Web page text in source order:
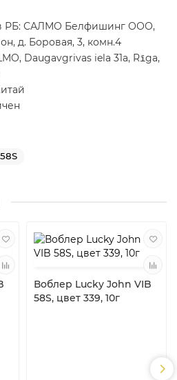
РБ: САЛМО Белфишинг ООО,
д. Боровая, 3, комн.4
Daugavgrivas iela 31a, Rīga,
Воблер Lucky John VIB
58S, цвет 339, 10г